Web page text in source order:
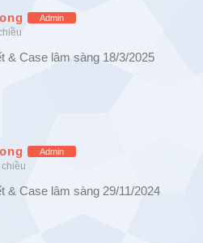
Admin
& Case lâm sàng 18/3/2025
Admin
& Case lâm sàng 29/11/2024